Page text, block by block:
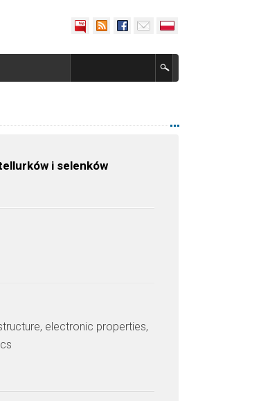
i selenków
electronic properties,